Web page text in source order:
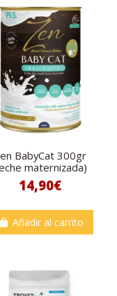
BabyCat 300gr
maternizada)
14,90€
Añadir al carrito